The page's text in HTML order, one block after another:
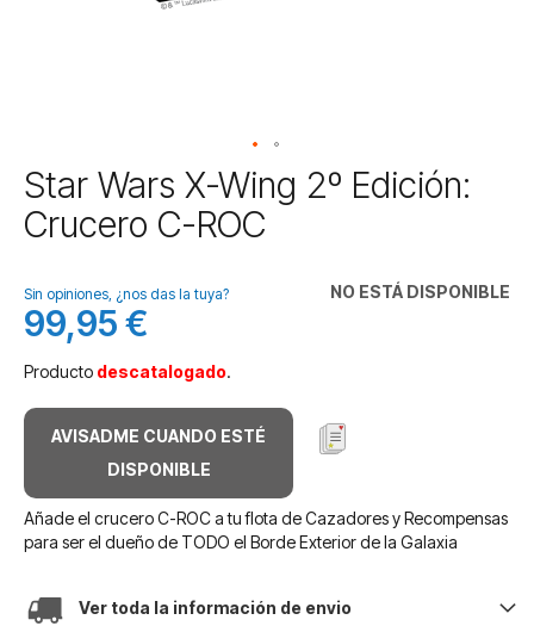
Saltar
al
comienzo
galería
de
imágenes
Star Wars X-Wing 2º Edición:
Crucero C-ROC
NO ESTÁ DISPONIBLE
Sin opiniones, ¿nos das la tuya?
99,95 €
Producto descatalogado.
AVISADME CUANDO ESTÉ
DISPONIBLE
Añade el crucero C-ROC a tu flota de Cazadores y Recompensas
para ser el dueño de TODO el Borde Exterior de la Galaxia
Ver toda la información de envio